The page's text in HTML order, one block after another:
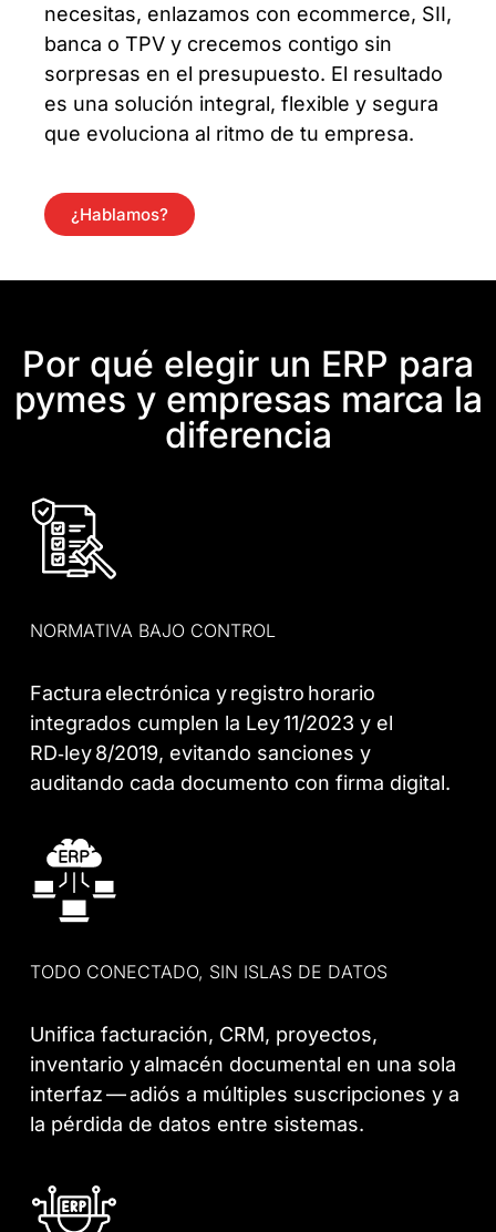
necesitas, enlazamos con ecommerce, SII,
banca o TPV y crecemos contigo sin
sorpresas en el presupuesto. El resultado
es una solución integral, flexible y segura
que evoluciona al ritmo de tu empresa.
¿Hablamos?
Por qué elegir un ERP para
pymes y empresas marca la
diferencia
NORMATIVA BAJO CONTROL
Factura electrónica y registro horario
integrados cumplen la Ley 11/2023 y el
RD‑ley 8/2019, evitando sanciones y
auditando cada documento con firma digital.
TODO CONECTADO, SIN ISLAS DE DATOS
Unifica facturación, CRM, proyectos,
inventario y almacén documental en una sola
interfaz — adiós a múltiples suscripciones y a
la pérdida de datos entre sistemas.